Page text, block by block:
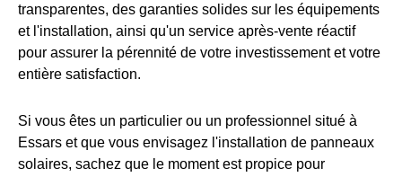
transparentes, des garanties solides sur les équipements
et l'installation, ainsi qu'un service après-vente réactif
pour assurer la pérennité de votre investissement et votre
entière satisfaction.
Si vous êtes un particulier ou un professionnel situé à
Essars et que vous envisagez l'installation de panneaux
solaires, sachez que le moment est propice pour